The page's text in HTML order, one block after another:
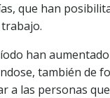
que han
han
también de
a las personas